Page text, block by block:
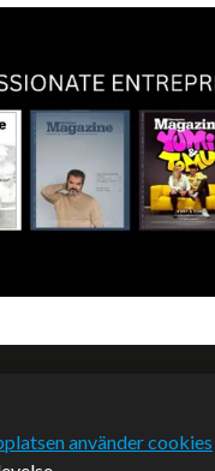
talangfyllda tatuerare. Läs
använder cookies